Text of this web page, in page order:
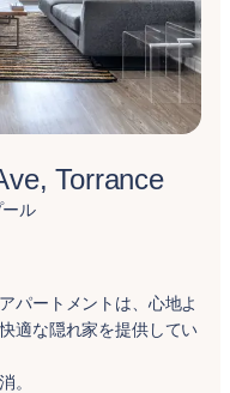
Torrance
ル
パートメントは、心地よ
適な隠れ家を提供してい
。